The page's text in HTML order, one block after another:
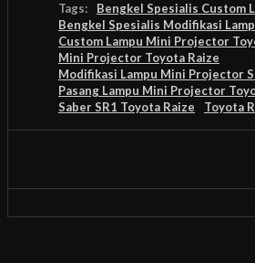
Tags:
Bengkel Spesialis Custom
Bengkel Spesialis Modifikasi
Custom Lampu Mini Projector
Mini Projector Toyota Raize
Modifikasi Lampu Mini Projector
Pasang Lampu Mini Projector
Saber SR1 Toyota Raize
Toyota